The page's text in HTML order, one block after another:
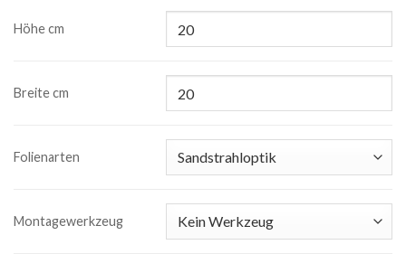
Höhe cm
Breite cm
Folienarten
Montagewerkzeug